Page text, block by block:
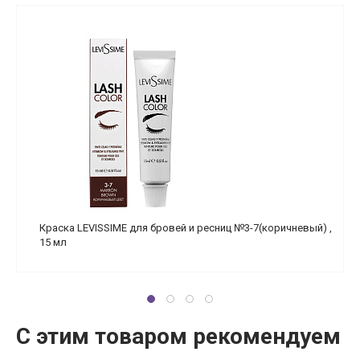
Краска LEVISSIME для бровей и ресниц №3-7(коричневый) ,
15 мл
С этим товаром рекомендуем